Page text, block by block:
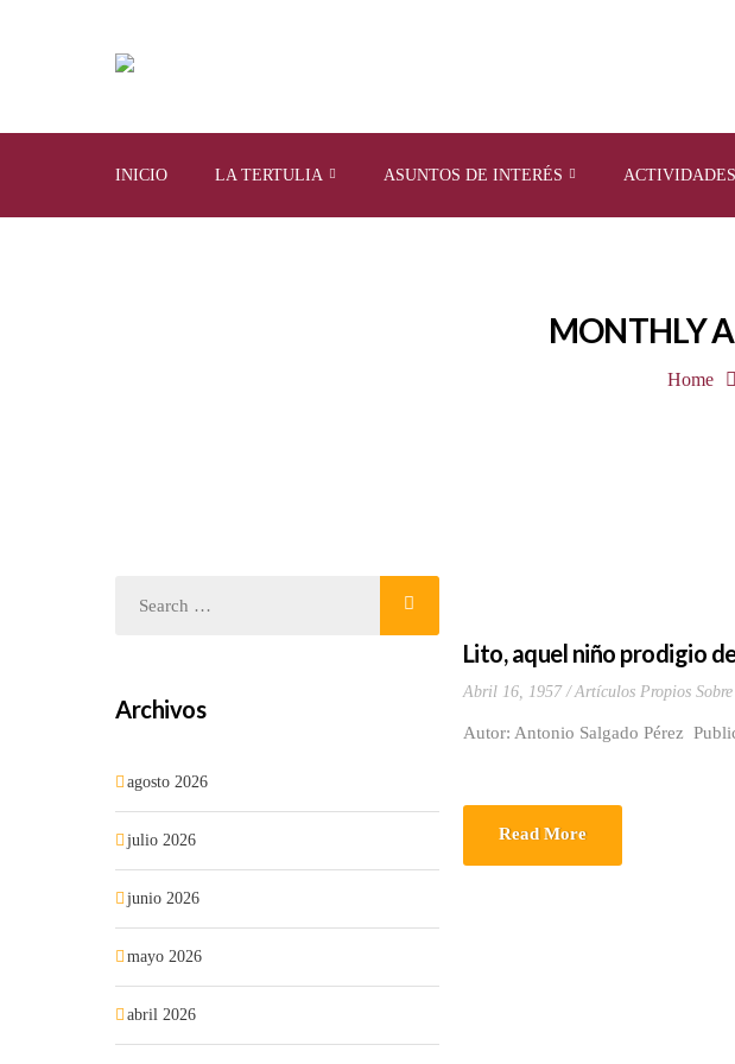
INICIO LA TERTULIA ASUNTOS DE INTERÉS ACTIVIDADES
MONTHLY
Home
Lito, aquel niño prodigio
Abril 16, 1957 Artículos Propios Sobre
Autor: Antonio Salgado Pérez
Read More
Archivos
agosto 2026
julio 2026
junio 2026
mayo 2026
abril 2026